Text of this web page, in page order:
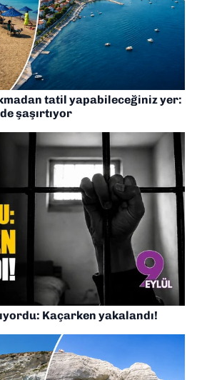
tatil yapabileceğiniz yer:
şaşırtıyor
Kaçarken yakalandı!